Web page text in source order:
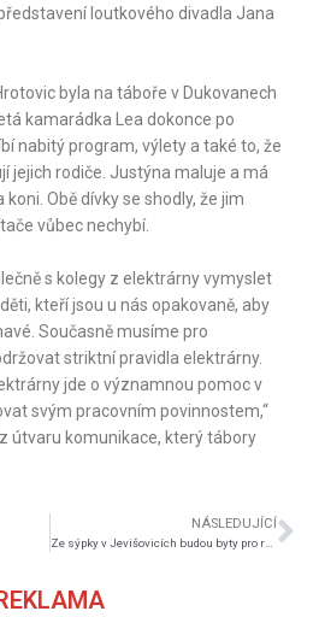
loutkového divadla Jana
byla na táboře v Dukovanech
kamarádka Lea dokonce po
nabitý program, výlety a také to, že
jejich rodiče. Justýna maluje a má
Obě dívky se shodly, že jim
vůbec nechybí.
s kolegy z elektrárny vymyslet
kteří jsou u nás opakovaně, aby
Současně musíme pro
striktní pravidla elektrárny.
jde o významnou pomoc v
svým pracovním povinnostem,“
útvaru komunikace, který tábory
NÁSLEDUJÍCÍ
Ze sýpky v Jevišovicích budou byty pro rodiny s dětmi